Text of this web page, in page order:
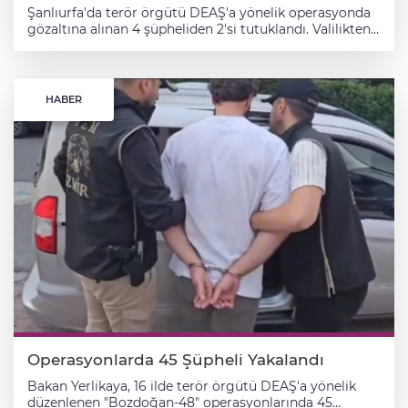
Şanlıurfa'da terör örgütü DEAŞ'a yönelik operasyonda
gözaltına alınan 4 şüpheliden 2'si tutuklandı. Valilikten
faaliyetlerinin tespit ve deşifresine ilişkin çalışmaları
neticesinde, DEAŞ'a yönelik operasyonda 4 şüpheli
gözaltına alındı. Emniyetteki işlemlerinin ardından
adliyeye sevk edilen şüphelilerden 2'si tutuklandı, 2'si de
adli kontrol şartıyla serbest bırakıldı.
HABER
Operasyonlarda 45 Şüpheli Yakalandı
Bakan Yerlikaya, 16 ilde terör örgütü DEAŞ'a yönelik
düzenlenen "Bozdoğan-48" operasyonlarında 45